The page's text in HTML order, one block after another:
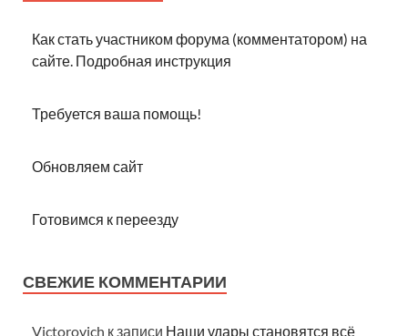
Как стать участником форума (комментатором) на
сайте. Подробная инструкция
Требуется ваша помощь!
Обновляем сайт
Готовимся к переезду
СВЕЖИЕ КОММЕНТАРИИ
Victorovich к записи Наши удары становятся всё